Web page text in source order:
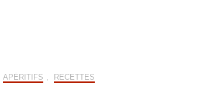
Oiseaux du ciel,
APÉRITIFS RECETTES